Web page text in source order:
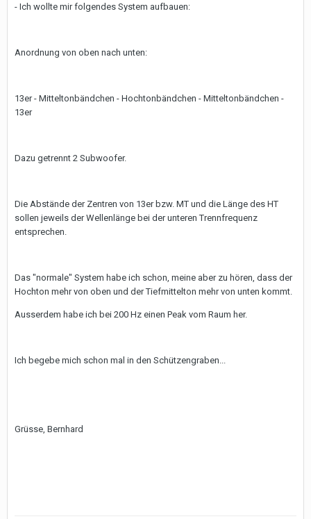
- Ich wollte mir folgendes System aufbauen:
Anordnung von oben nach unten:
13er - Mitteltonbändchen - Hochtonbändchen - Mitteltonbändchen -
13er
Dazu getrennt 2 Subwoofer.
Die Abstände der Zentren von 13er bzw. MT und die Länge des HT
sollen jeweils der Wellenlänge bei der unteren Trennfrequenz
entsprechen.
Das "normale" System habe ich schon, meine aber zu hören, dass der
Hochton mehr von oben und der Tiefmittelton mehr von unten kommt.
Ausserdem habe ich bei 200 Hz einen Peak vom Raum her.
Ich begebe mich schon mal in den Schützengraben...
Grüsse, Bernhard